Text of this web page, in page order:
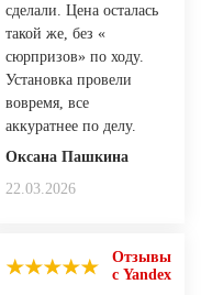
сделали. Цена осталась
такой же, без «
сюрпризов» по ходу.
Установка провели
вовремя, все
аккуратнее по делу.
Оксана Пашкина
22.03.2026
Отзывы
с Yandex